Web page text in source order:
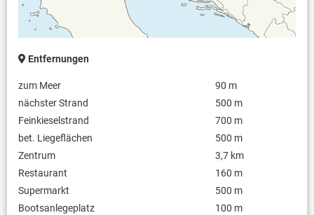
Entfernungen
zum Meer
90 m
nächster Strand
500 m
Feinkieselstrand
700 m
bet. Liegeflächen
500 m
Zentrum
3,7 km
Restaurant
160 m
Supermarkt
500 m
Bootsanlegeplatz
100 m